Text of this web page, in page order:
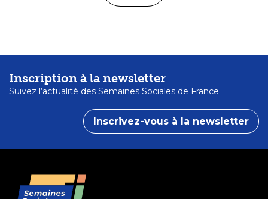
Inscription à la newsletter
Suivez l’actualité des Semaines Sociales de France
Inscrivez-vous à la newsletter